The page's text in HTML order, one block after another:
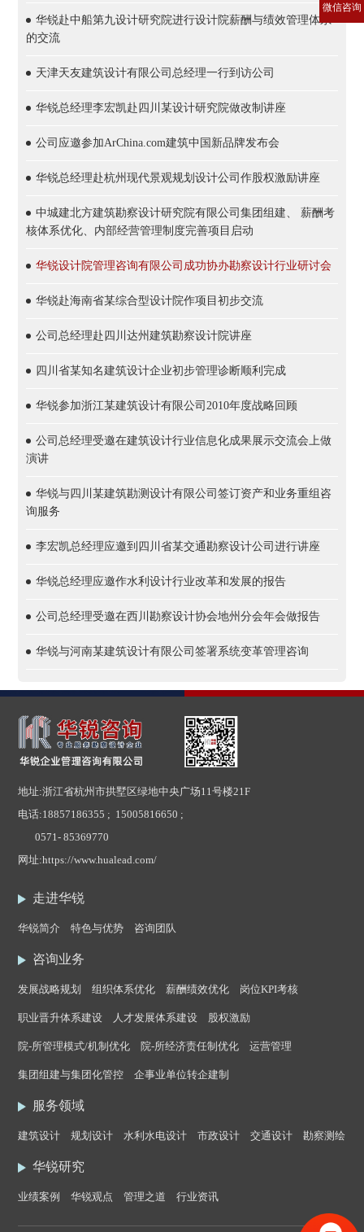
华锐赴中船第九设计研究院进行设计院薪酬与绩效管理体系
的交流
天津天友建筑设计有限公司总经理一行到访公司
华锐总经理李宏凯赴四川某设计研究院做改制讲座
公司应邀参加ArChina.com建筑中国新品牌发布会
华锐总经理赴杭州现代景观规划设计公司作股权激励讲座
中城建北方建筑勘察设计研究院有限公司集团组建、 薪酬考
核体系优化、内部经营管理制度完善项目启动
华锐设计院管理咨询有限公司成功协办勘察设计行业研讨会
华锐赴海南省某综合型设计院作项目初步交流
公司总经理赴四川达州建筑勘察设计院讲座
四川省某知名建筑设计企业初步管理诊断顺利完成
华锐参加浙江某建筑设计有限公司2010年度战略回顾
公司总经理受邀在建筑设计行业信息化成果展示交流会上做
演讲
华锐与四川某建筑勘测设计有限公司签订资产和业务重组咨
询服务
李宏凯总经理应邀到四川省某交通勘察设计公司进行讲座
华锐总经理应邀作水利设计行业改革和发展的报告
公司总经理受邀在西川勘察设计协会地州分会年会做报告
华锐与河南某建筑设计有限公司签署系统变革管理咨询
走进华锐
华锐简介 特色与优势 咨询团队
咨询业务
发展战略规划 组织体系优化 薪酬绩效优化 岗位KPI考核
职业晋升体系建设 人才发展体系建设 股权激励
院-所管理模式/机制优化 院-所经济责任制优化 运营管理
集团组建与集团化管控 企事业单位转企建制
服务领域
建筑设计 规划设计 水利水电设计 市政设计 交通设计 勘察测绘
华锐研究
业绩案例 华锐观点 管理之道 行业资讯
地址:浙江省杭州市拱墅区绿地中央广场11号楼21F
电话:18857186355 ; 15005816650 ;
0571- 85369770
网址:https://www.hualead.com/
微信咨询